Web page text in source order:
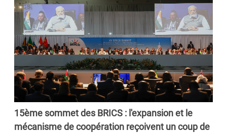
15ème sommet des BRICS : l'expansion et le
mécanisme de coopération reçoivent un coup de